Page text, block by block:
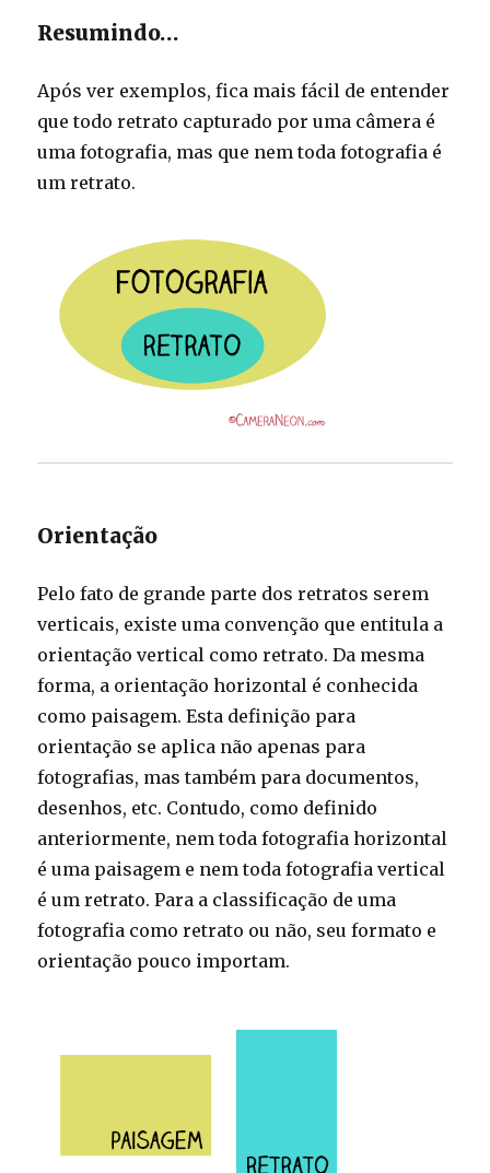
Resumindo…
Após ver exemplos, fica mais fácil de entender
que todo retrato capturado por uma câmera é
uma fotografia, mas que nem toda fotografia é
um retrato.
Orientação
Pelo fato de grande parte dos retratos serem
verticais, existe uma convenção que entitula a
orientação vertical como retrato. Da mesma
forma, a orientação horizontal é conhecida
como paisagem. Esta definição para
orientação se aplica não apenas para
fotografias, mas também para documentos,
desenhos, etc. Contudo, como definido
anteriormente, nem toda fotografia horizontal
é uma paisagem e nem toda fotografia vertical
é um retrato. Para a classificação de uma
fotografia como retrato ou não, seu formato e
orientação pouco importam.